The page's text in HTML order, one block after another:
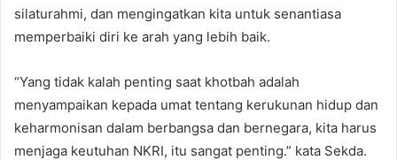
silaturahmi, dan mengingatkan kita untuk senantiasa
memperbaiki diri ke arah yang lebih baik.
“Yang tidak kalah penting saat khotbah adalah
menyampaikan kepada umat tentang kerukunan hidup dan
keharmonisan dalam berbangsa dan bernegara, kita harus
menjaga keutuhan NKRI, itu sangat penting.” kata Sekda.